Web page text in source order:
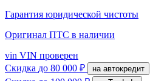
Гарантия юридической чистоты
Оригинал ПТС в наличии
vin VIN проверен
Скидка до 80 000 ₽ на автокредит